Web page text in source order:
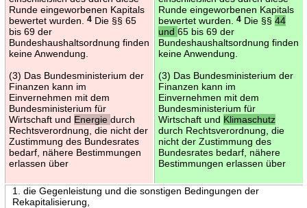
Runde eingeworbenen Kapitals
bewertet wurden.
4Die §§ 65
bis 69 der
Bundeshaushaltsordnung finden
keine Anwendung.
(3) Das Bundesministerium der
Finanzen kann im
Einvernehmen mit dem
Bundesministerium für
Wirtschaft und Energie durch
Rechtsverordnung, die nicht der
Zustimmung des Bundesrates
bedarf, nähere Bestimmungen
erlassen über
Runde eingeworbenen Kapitals
bewertet wurden.
4Die §§ 44
und 65 bis 69 der
Bundeshaushaltsordnung finden
keine Anwendung.
(3) Das Bundesministerium der
Finanzen kann im
Einvernehmen mit dem
Bundesministerium für
Wirtschaft und Klimaschutz
durch Rechtsverordnung, die
nicht der Zustimmung des
Bundesrates bedarf, nähere
Bestimmungen erlassen über
1. die Gegenleistung und die sonstigen Bedingungen der
Rekapitalisierung,